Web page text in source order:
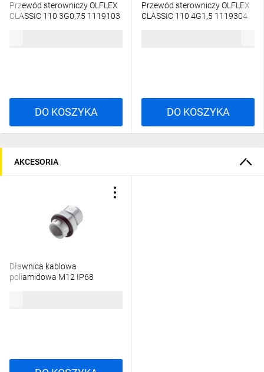
Przewód sterowniczy OLFLEX
CLASSIC 110 3G0,75 1119103
DO KOSZYKA
Przewód sterowniczy OLFLEX
CLASSIC 110 4G1,5 1119304
DO KOSZYKA
AKCESORIA
Dławnica kablowa
poliamidowa M12 IP68